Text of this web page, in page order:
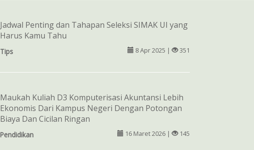
Jadwal Penting dan Tahapan Seleksi SIMAK UI yang
Harus Kamu Tahu
Tips 8 Apr 2025 | 351
Maukah Kuliah D3 Komputerisasi Akuntansi Lebih
Ekonomis Dari Kampus Negeri Dengan Potongan
Biaya Dan Cicilan Ringan
Pendidikan 16 Maret 2026 | 145